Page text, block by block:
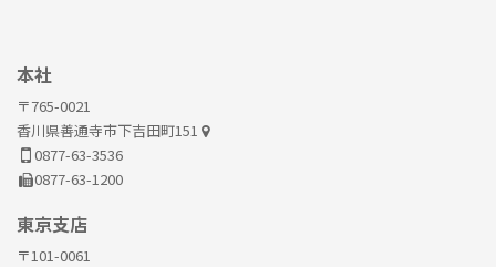
本社
〒765-0021
香川県善通寺市下吉田町151
0877-63-3536
0877-63-1200
東京支店
〒101-0061